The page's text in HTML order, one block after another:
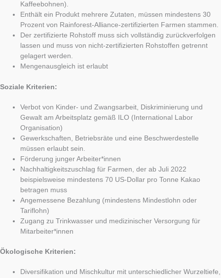
Kaffeebohnen).
Enthält ein Produkt mehrere Zutaten, müssen mindestens 30
Prozent von Rainforest-Alliance-zertifizierten Farmen stammen.
Der zertifizierte Rohstoff muss sich vollständig zurückverfolgen
lassen und muss von nicht-zertifizierten Rohstoffen getrennt
gelagert werden.
Mengenausgleich ist erlaubt
Soziale Kriterien:
Verbot von Kinder- und Zwangsarbeit, Diskriminierung und
Gewalt am Arbeitsplatz gemäß ILO (International Labor
Organisation)
Gewerkschaften, Betriebsräte und eine Beschwerdestelle
müssen erlaubt sein.
Förderung junger Arbeiter*innen
Nachhaltigkeitszuschlag für Farmen, der ab Juli 2022
beispielsweise mindestens 70 US-Dollar pro Tonne Kakao
betragen muss
Angemessene Bezahlung (mindestens Mindestlohn oder
Tariflohn)
Zugang zu Trinkwasser und medizinischer Versorgung für
Mitarbeiter*innen
Ökologische Kriterien:
Diversifikation und Mischkultur mit unterschiedlicher Wurzeltiefe,